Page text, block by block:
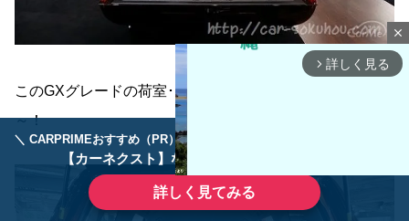
＼ CARPRIMEおすすめ（PR） ／
【カーネクスト】ならどんなクルマも高価買取
詳しく見てみる
このGXグレードの荷室･ラゲッジスペースは、かなり広々
～！
close
arrow_forward_ios 詳しく見る